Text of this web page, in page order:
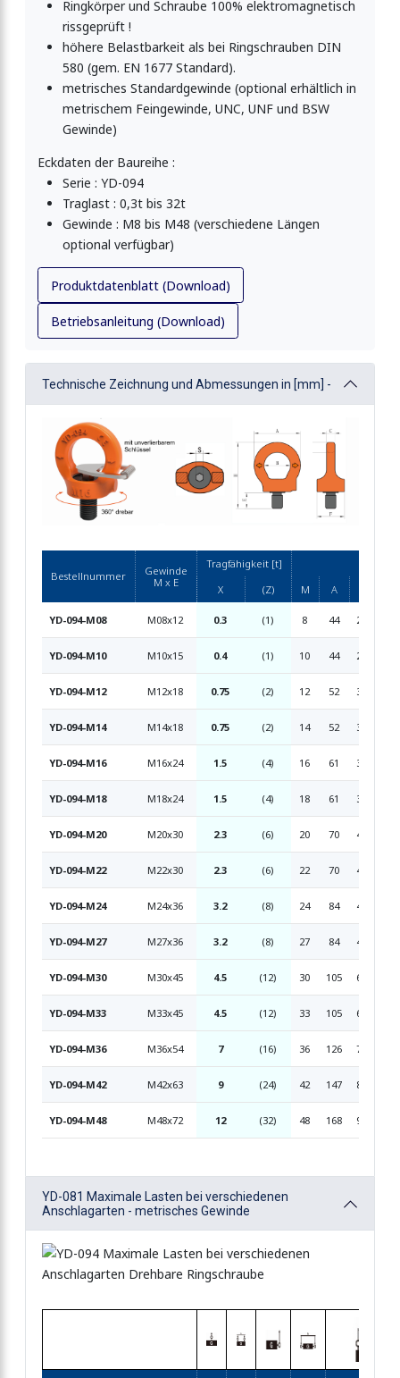
Ringkörper und Schraube 100% elektromagnetisch
rissgeprüft !
höhere Belastbarkeit als bei Ringschrauben DIN
580 (gem. EN 1677 Standard).
metrisches Standardgewinde (optional erhältlich in
metrischem Feingewinde, UNC, UNF und BSW
Gewinde)
Eckdaten der Baureihe :
Serie : YD-094
Traglast : 0,3t bis 32t
Gewinde : M8 bis M48 (verschiedene Längen
optional verfügbar)
Produktdatenblatt (Download)
Betriebsanleitung (Download)
Technische Zeichnung und Abmessungen in [mm] -
Bestellnummer
Gewinde
M x E
Tragfähigkeit [t]
X
(Z) M A
YD-094-M08 M08x12 0.3 (1) 8 44 25
YD-094-M10 M10x15 0.4 (1) 10 44 25
YD-094-M12 M12x18 0.75 (2) 12 52 30
YD-094-M14 M14x18 0.75 (2) 14 52 30
YD-094-M16 M16x24 1.5 (4) 16 61 35
YD-094-M18 M18x24 1.5 (4) 18 61 35
YD-094-M20 M20x30 2.3 (6) 20 70 40
YD-094-M22 M22x30 2.3 (6) 22 70 40
YD-094-M24 M24x36 3.2 (8) 24 84 48
YD-094-M27 M27x36 3.2 (8) 27 84 48
YD-094-M30 M30x45 4.5 (12) 30 105 60
YD-094-M33 M33x45 4.5 (12) 33 105 60
YD-094-M36 M36x54 7 (16) 36 126 72
YD-094-M42 M42x63 9 (24) 42 147 82
YD-094-M48 M48x72 12 (32) 48 168 96
YD-081 Maximale Lasten bei verschiedenen
Anschlagarten - metrisches Gewinde